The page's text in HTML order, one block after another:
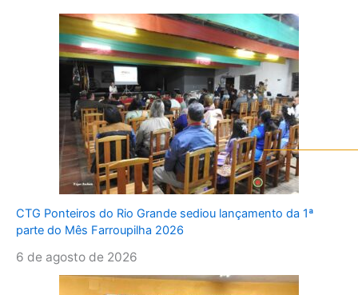
CTG Ponteiros do Rio Grande sediou lançamento da 1ª
parte do Mês Farroupilha 2026
6 de agosto de 2026